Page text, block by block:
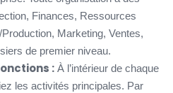
Finances, Ressources
Marketing, Ventes,
de premier niveau.
: À l’intérieur de chaque
les activités principales. Par